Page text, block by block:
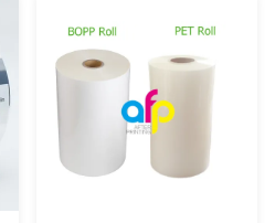
diepvriesvoedseldozen.